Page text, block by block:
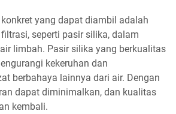
yang dapat diambil adalah
seperti pasir silika, dalam
limbah. Pasir silika yang berkualitas
kekeruhan dan
berbahaya lainnya dari air. Dengan
dapat diminimalkan, dan kualitas
kembali.